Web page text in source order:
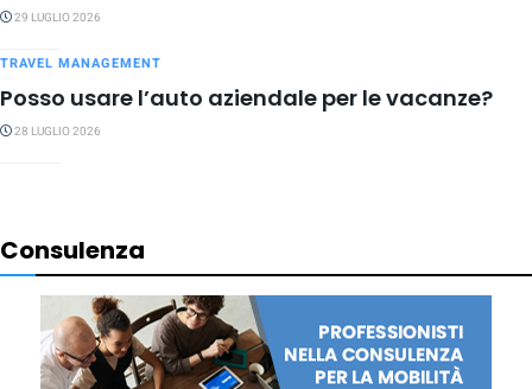
29 LUGLIO 2026
TRAVEL MANAGEMENT
Posso usare l’auto aziendale per le vacanze?
28 LUGLIO 2026
Consulenza